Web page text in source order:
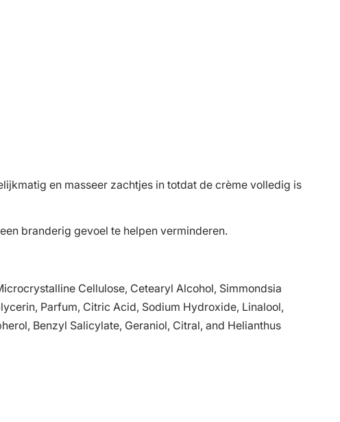
en masseer zachtjes in totdat de crème volledig is
branderig gevoel te helpen verminderen.
Cellulose, Cetearyl Alcohol, Simmondsia
Parfum, Citric Acid, Sodium Hydroxide, Linalool,
Benzyl Salicylate, Geraniol, Citral, and Helianthus